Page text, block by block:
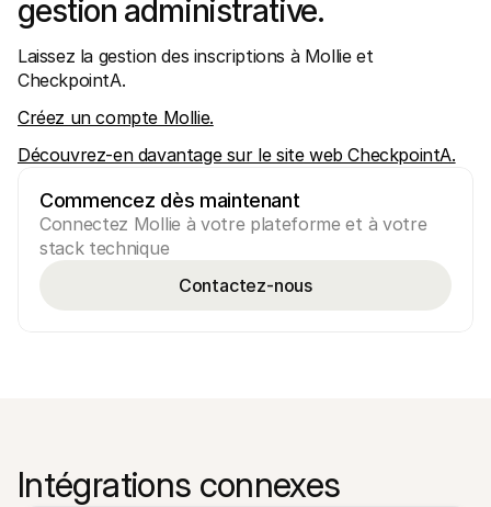
gestion administrative.
Laissez la gestion des inscriptions à Mollie et
CheckpointA.
Créez un compte Mollie.
Découvrez-en davantage sur le site web CheckpointA.
Commencez dès maintenant
Connectez Mollie à votre plateforme et à votre
stack technique
Contactez-nous
Intégrations connexes